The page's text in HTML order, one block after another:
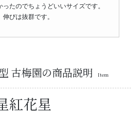
たのでちょうどいいサイズです。
びは抜群です。
古梅園の商品説明
Item
紅花星